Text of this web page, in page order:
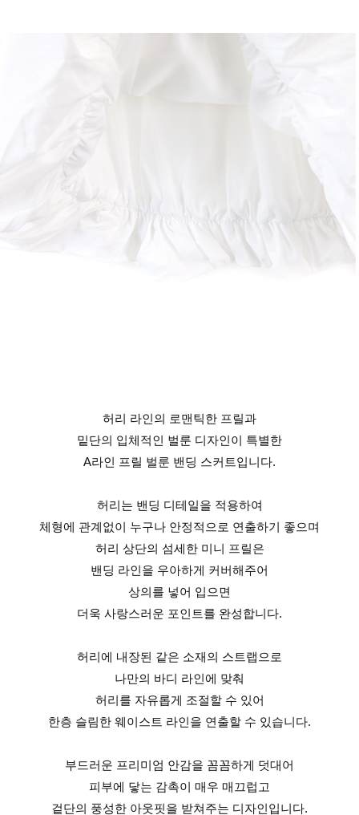
허리 라인의 로맨틱한 프릴과
밑단의 입체적인 벌룬 디자인이 특별한
A라인 프릴 벌룬 밴딩 스커트입니다.
허리는 밴딩 디테일을 적용하여
체형에 관계없이 누구나 안정적으로 연출하기 좋으며
허리 상단의 섬세한 미니 프릴은
밴딩 라인을 우아하게 커버해주어
상의를 넣어 입으면
더욱 사랑스러운 포인트를 완성합니다.
허리에 내장된 같은 소재의 스트랩으로
나만의 바디 라인에 맞춰
허리를 자유롭게 조절할 수 있어
한층 슬림한 웨이스트 라인을 연출할 수 있습니다.
부드러운 프리미엄 안감을 꼼꼼하게 덧대어
피부에 닿는 감촉이 매우 매끄럽고
겉단의 풍성한 아웃핏을 받쳐주는 디자인입니다.